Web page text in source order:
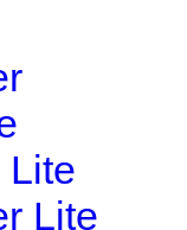
Lite
Lite